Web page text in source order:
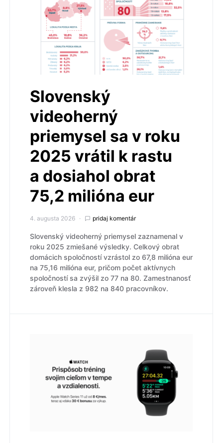
Slovenský
videoherný
priemysel sa v roku
2025 vrátil k rastu
a dosiahol obrat
75,2 milióna eur
4. augusta 2026 pridaj komentár
Slovenský videoherný priemysel zaznamenal v
roku 2025 zmiešané výsledky. Celkový obrat
domácich spoločností vzrástol zo 67,8 milióna eur
na 75,16 milióna eur, pričom počet aktívnych
spoločností sa zvýšil zo 77 na 80. Zamestnanosť
zároveň klesla z 982 na 840 pracovníkov.